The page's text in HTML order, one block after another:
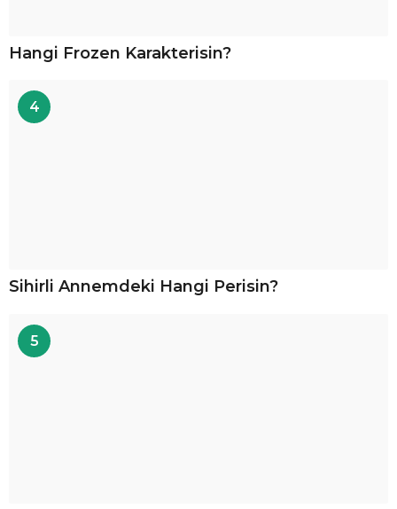
Hangi Frozen Karakterisin?
4
Sihirli Annemdeki Hangi Perisin?
5